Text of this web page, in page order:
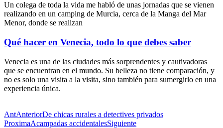
Un colega de toda la vida me habló de unas jornadas que se vienen
realizando en un camping de Murcia, cerca de la Manga del Mar
Menor, donde se realizan
Qué hacer en Venecia, todo lo que debes saber
Venecia es una de las ciudades más sorprendentes y cautivadoras
que se encuentran en el mundo. Su belleza no tiene comparación, y
no es solo una visita a la visita, sino también para sumergirlo en una
experiencia única.
AntAnteriorDe chicas rurales a detectives privados
ProximaAcampadas accidentalesSiguiente